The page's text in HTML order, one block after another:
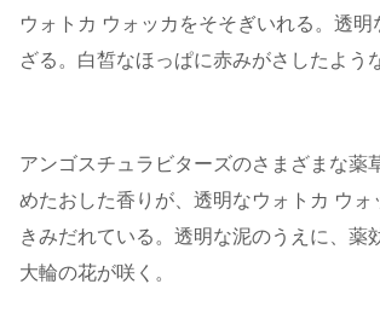
ウォトカ ウォッカをそそぎいれる。透明
ざる。白皙なほっぱに赤みがさしたよう
アンゴスチュラビターズのさまざまな薬
めたおした香りが、透明なウォトカ ウォ
きみだれている。透明な泥のうえに、薬
大輪の花が咲く。